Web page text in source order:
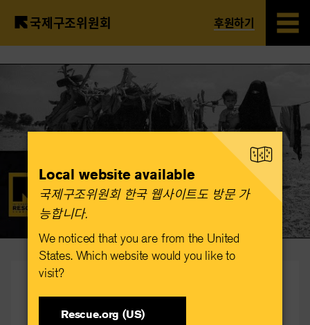
content
국제구조위원회 후원하기
Play
Video
시스템 실패, 올해 최대의 위기
Local website available
국제구조위원회 한국 웹사이트도 방문 가
능합니다.​
We noticed that you are from the United
States. Which website would you like to
visit?
Rescue.org (US)